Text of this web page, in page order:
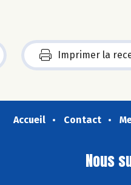
Imprimer la
Accueil Contact
Nous